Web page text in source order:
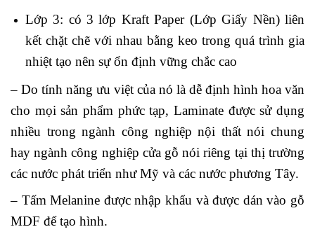
Lớp 3: có 3 lớp Kraft Paper (Lớp Giấy Nền) liên
kết chặt chẽ với nhau bằng keo trong quá trình gia
nhiệt tạo nên sự ổn định vững chắc cao
– Do tính năng ưu việt của nó là dễ định hình hoa văn
cho mọi sản phẩm phức tạp, Laminate được sử dụng
nhiều trong ngành công nghiệp nội thất nói chung
hay ngành công nghiệp cửa gỗ nói riêng tại thị trường
các nước phát triển như Mỹ và các nước phương Tây.
– Tấm Melanine được nhập khẩu và được dán vào gỗ
MDF để tạo hình.